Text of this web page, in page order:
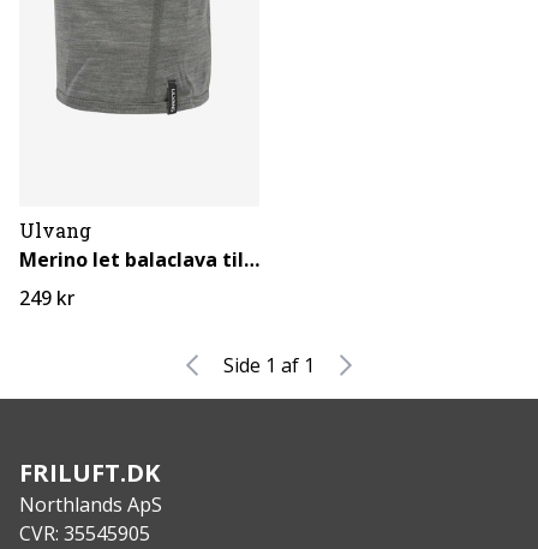
Ulvang
Merino let balaclava til børn
249 kr
Side 1 af 1
FRILUFT.DK
Northlands ApS
CVR: 35545905